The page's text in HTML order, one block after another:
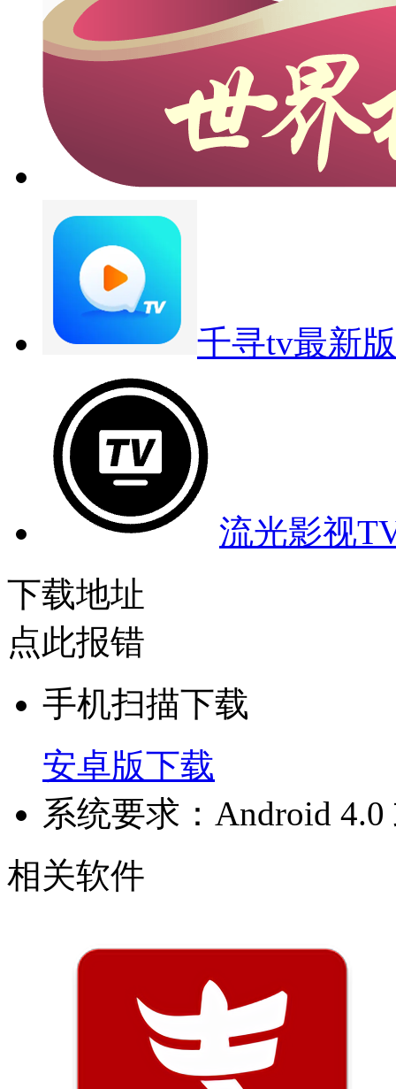
千寻tv最新版
流光影视
下载地址
点此报错
手机扫描下载
安卓版下载
系统要求：Android
相关软件